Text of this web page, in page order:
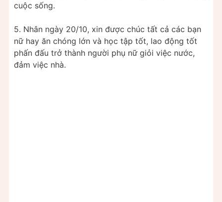
cuộc sống.
5. Nhân ngày 20/10, xin được chúc tất cả các bạn
nữ hay ăn chóng lớn và học tập tốt, lao động tốt
phấn đấu trở thành người phụ nữ giỏi việc nước,
đảm việc nhà.